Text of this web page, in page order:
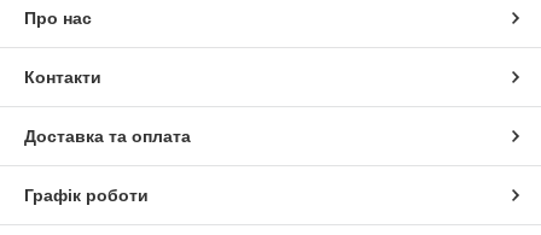
Про нас
Контакти
Доставка та оплата
Графік роботи